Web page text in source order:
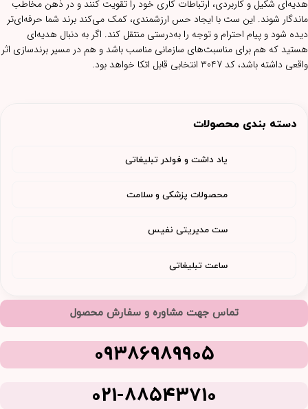
هدیه‌ای شکیل و کاربردی، ارتباطات کاری خود را تقویت کنند و در ذهن مخاطب
ماندگار شوند. این ست با ایجاد حس ارزشمندی، کمک می‌کند برند شما حرفه‌ای‌تر
دیده شود و پیام احترام و توجه را به‌درستی منتقل کند. اگر به دنبال هدیه‌ای
هستید که هم برای مناسبت‌های سازمانی مناسب باشد و هم در مسیر برندسازی اثر
واقعی داشته باشد، کد 3047 انتخابی قابل اتکا خواهد بود.
دسته بندی محصولات
یاد داشت و فولدر تبلیغاتی
محصولات پزشکی و سلامت
ست مدیریتی نفیس
ساعت تبلیغاتی
تماس جهت مشاوره و سفارش محصول
09386989905
021-88543710